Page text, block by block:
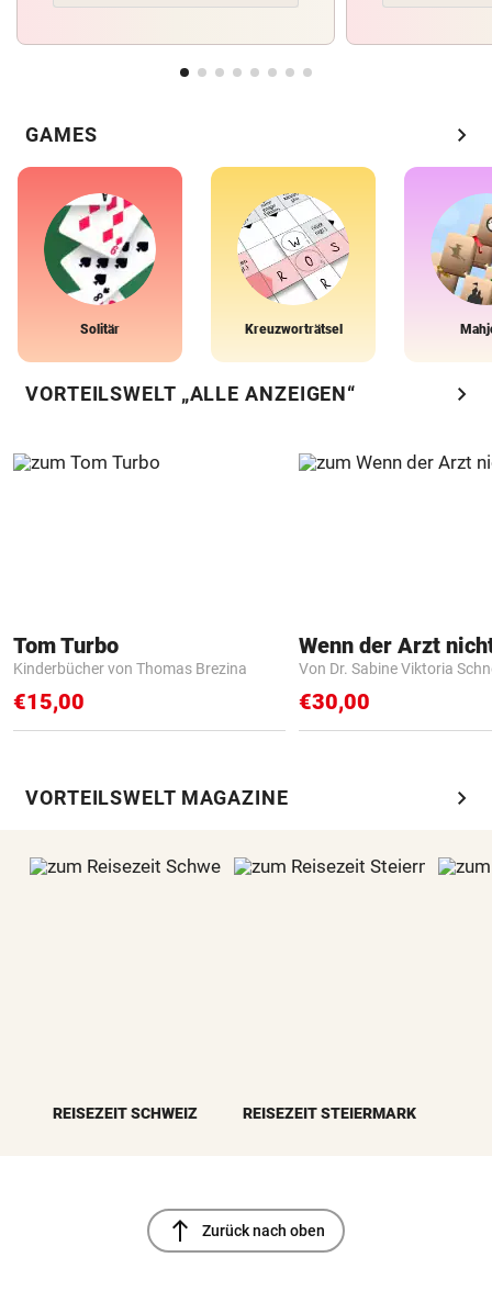
GAMES chevron_right
Solitär Kreuzworträtsel
VORTEILSWELT „ALLE ANZEIGEN“ chevron_right
Tom Turbo
Kinderbücher von Thomas Brezina
€15,00
Von Dr. Sabine Viktoria
€30,00
VORTEILSWELT MAGAZINE chevron_right
REISEZEIT SCHWEIZ REISEZEIT STEIERMARK
north Zurück nach oben